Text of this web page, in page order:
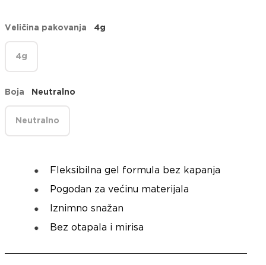
Veličina pakovanja 4g
4g
Boja Neutralno
Neutralno
Fleksibilna gel formula bez kapanja
Pogodan za većinu materijala
Iznimno snažan
Bez otapala i mirisa